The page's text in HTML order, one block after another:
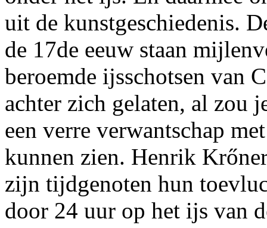
uit de kunstgeschiedenis.
de 17de eeuw staan
beroemde ijsschotsen van
achter zich gelaten, al zou
een verre verwantschap
kunnen zien. Henrik
zijn tijdgenoten hun
door 24 uur op het ijs van